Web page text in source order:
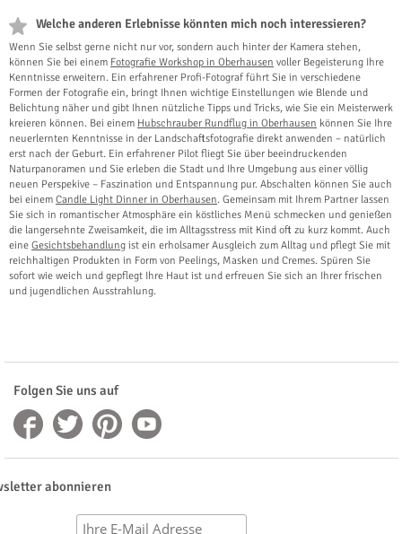
Welche anderen Erlebnisse könnten mich noch interessieren?
Wenn Sie selbst gerne nicht nur vor, sondern auch hinter der Kamera stehen,
können Sie bei einem Fotografie Workshop in Oberhausen voller Begeisterung Ihre
Kenntnisse erweitern. Ein erfahrener Profi-Fotograf führt Sie in verschiedene
Formen der Fotografie ein, bringt Ihnen wichtige Einstellungen wie Blende und
Belichtung näher und gibt Ihnen nützliche Tipps und Tricks, wie Sie ein Meisterwerk
kreieren können. Bei einem Hubschrauber Rundflug in Oberhausen können Sie Ihre
neuerlernten Kenntnisse in der Landschaftsfotografie direkt anwenden – natürlich
erst nach der Geburt. Ein erfahrener Pilot fliegt Sie über beeindruckenden
Naturpanoramen und Sie erleben die Stadt und Ihre Umgebung aus einer völlig
neuen Perspekive – Faszination und Entspannung pur. Abschalten können Sie auch
bei einem Candle Light Dinner in Oberhausen. Gemeinsam mit Ihrem Partner lassen
Sie sich in romantischer Atmosphäre ein köstliches Menü schmecken und genießen
die langersehnte Zweisamkeit, die im Alltagsstress mit Kind oft zu kurz kommt. Auch
eine Gesichtsbehandlung ist ein erholsamer Ausgleich zum Alltag und pflegt Sie mit
reichhaltigen Produkten in Form von Peelings, Masken und Cremes. Spüren Sie
sofort wie weich und gepflegt Ihre Haut ist und erfreuen Sie sich an Ihrer frischen
und jugendlichen Ausstrahlung.
Folgen Sie uns auf
abonnieren